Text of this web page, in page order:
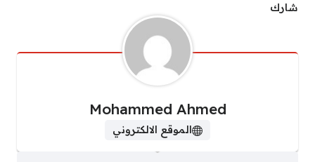
شارك
Mohammed Ahmed
الموقع الالكتروني